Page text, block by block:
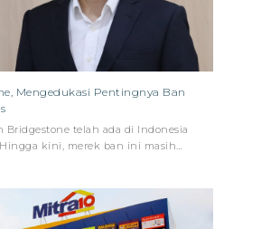
Mengedukasi Pentingnya Ban
Bridgestone telah ada di Indonesia
Hingga kini, merek ban ini masih…